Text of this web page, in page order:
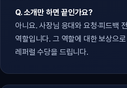
Q. 소개만 하면 끝인가요?
아니요. 사장님 응대와 요청·피드백
역할입니다. 그 역할에 대한 보상으
레퍼럴 수당을 드립니다.